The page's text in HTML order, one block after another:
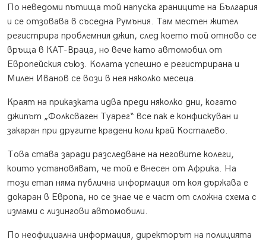
По неведоми пътища той напуска границите на България
и се отзовава в съседна Румъния. Там местен жител
регистрира проблемния джип, след което той отново се
връща в КАТ-Враца, но вече като автомобил от
Европейския съюз. Колата успешно е регистрирана и
Милен Иванов се вози в нея няколко месеца.
Краят на приказката идва преди няколко дни, когато
джипът „Фолксваген Туарег“ все пак е конфискуван и
закаран при другите крадени коли край Косталево.
Това става заради разследване на неговите колеги,
които установяват, че той е внесен от Африка. На
този етап няма публична информация от коя държава е
докаран в Европа, но се знае че е част от сложна схема с
измами с лизингови автомобили.
По неофициална информация, директорът на полицията